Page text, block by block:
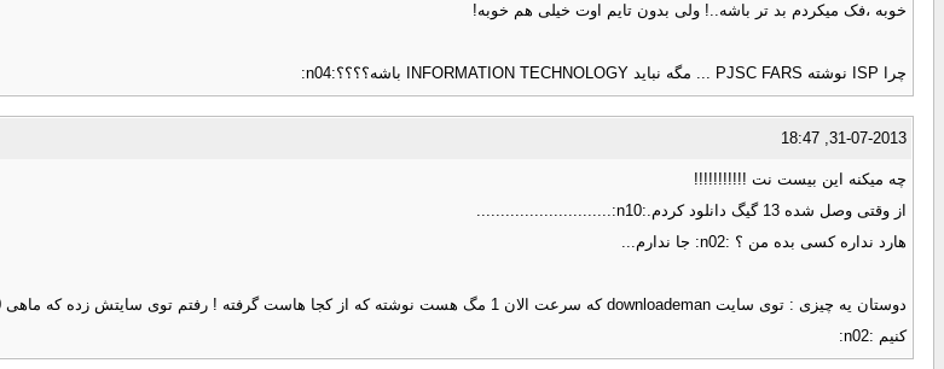
خوبه ،فک میکردم بد تر باشه..! ولی بدون تایم اوت خیلی هم خوبه!
چرا ISP نوشته PJSC FARS ... مگه نباید INFORMATION TECHNOLOGY باشه؟؟؟؟:n04:
31-07-2013, 18:47
چه میکنه این بیست نت !!!!!!!!!!!
از وقتی وصل شده 13 گیگ دانلود کردم.:n10:............................
هارد نداره کسی بده من ؟ :n02: جا ندارم...
کنیم :n02: